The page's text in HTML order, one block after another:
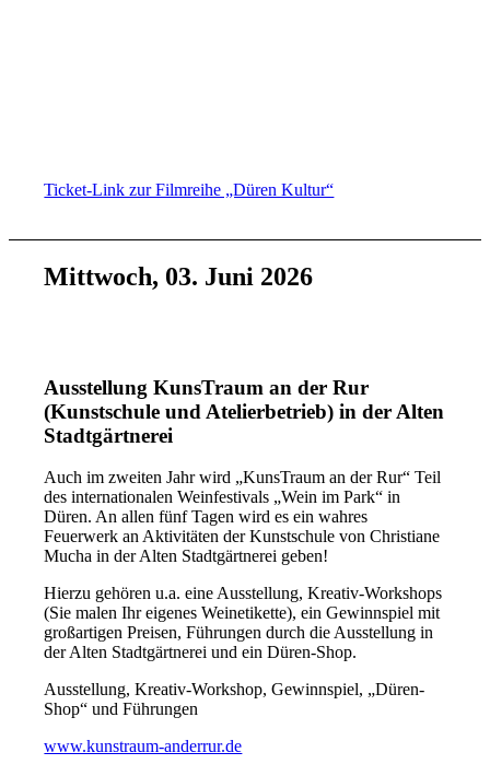
Ticket-Link zur Filmreihe „Düren Kultur“
Mittwoch, 03. Juni 2026
Ausstellung KunsTraum an der Rur
(Kunstschule und Atelierbetrieb) in der Alten
Stadtgärtnerei
Auch im zweiten Jahr wird „KunsTraum an der Rur“ Teil
des internationalen Weinfestivals „Wein im Park“ in
Düren. An allen fünf Tagen wird es ein wahres
Feuerwerk an Aktivitäten der Kunstschule von Christiane
Mucha in der Alten Stadtgärtnerei geben!
Hierzu gehören u.a. eine Ausstellung, Kreativ-Workshops
(Sie malen Ihr eigenes Weinetikette), ein Gewinnspiel mit
großartigen Preisen, Führungen durch die Ausstellung in
der Alten Stadtgärtnerei und ein Düren-Shop.
Ausstellung, Kreativ-Workshop, Gewinnspiel, „Düren-
Shop“ und Führungen
www.kunstraum-anderrur.de